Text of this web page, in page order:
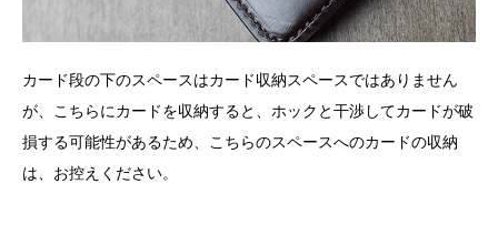
カード段の下のスペースはカード収納スペースではありません
が、こちらにカードを収納すると、ホックと干渉してカードが破
損する可能性があるため、こちらのスペースへのカードの収納
は、お控えください。